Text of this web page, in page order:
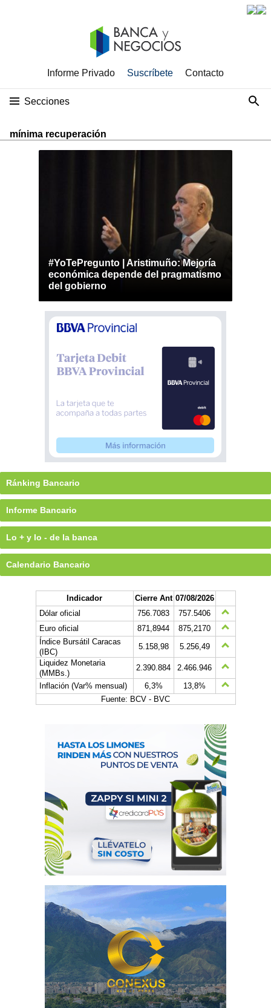
Informe Privado Suscríbete Contacto
Secciones
mínima recuperación
#YoTePregunto | Aristimuño: Mejoría
económica depende del pragmatismo
del gobierno
Ránking Bancario
Informe Bancario
Lo + y lo - de la banca
Calendario Bancario
Indicador Cierre Ant 07/08/2026
Dólar oficial
756.7083
757.5406
Euro oficial
871,8944
875,2170
Índice Bursátil Caracas
(IBC)
5.158,98
5.256,49
Liquidez Monetaria
(MMBs.)
2.390.884
2.466.946
Inflación (Var% mensual)
6,3%
13,8%
Fuente: BCV - BVC